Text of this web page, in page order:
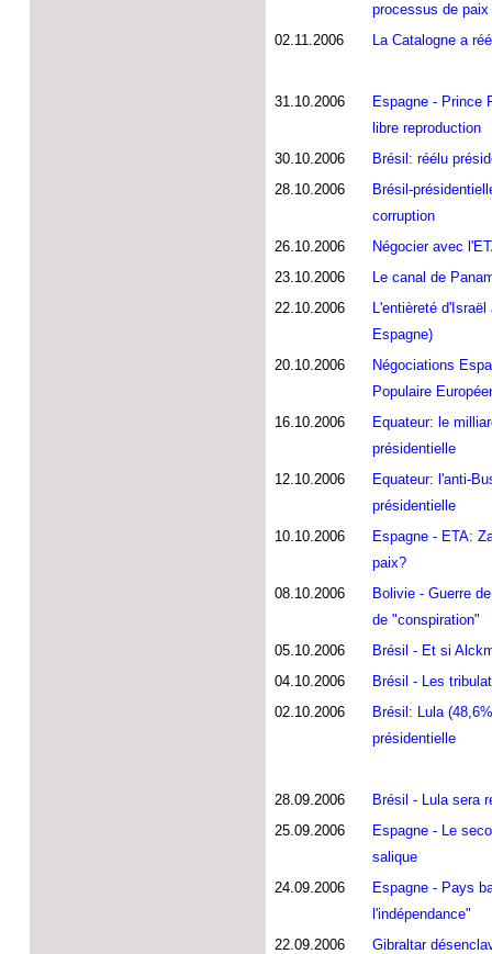
processus de paix
02.11.2006
La Catalogne a
31.10.2006
Espagne - Prince
libre reproduction
30.10.2006
Brésil: réélu
28.10.2006
Brésil-
corruption
26.10.2006
Négocier avec
23.10.2006
Le canal de
22.10.2006
L'entièreté
Espagne)
20.10.2006
Négociations
Populaire
16.10.2006
Equateur: le
présidentielle
12.10.2006
Equateur: l'anti-
présidentielle
10.10.2006
Espagne - ETA:
paix?
08.10.2006
Bolivie - Guerre
de "conspiration"
05.10.2006
Brésil - Et si
04.10.2006
Brésil - Les
02.10.2006
Brésil: Lula
présidentielle
28.09.2006
Brésil - Lula sera
25.09.2006
Espagne - Le
salique
24.09.2006
Espagne - Pays
l'indépendance"
22.09.2006
Gibraltar